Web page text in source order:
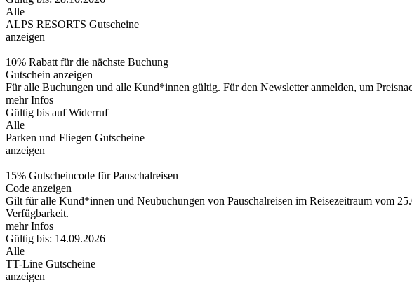
Alle
ALPS RESORTS Gutscheine
anzeigen
10% Rabatt für die nächste Buchung
Gutschein anzeigen
Für alle Buchungen und alle Kund*innen gültig. Für den Newsletter anmelden, um
mehr Infos
Gültig bis auf Widerruf
Alle
Parken und Fliegen Gutscheine
anzeigen
15% Gutscheincode für Pauschalreisen
Code anzeigen
Gilt für alle Kund*innen und Neubuchungen von Pauschalreisen im Reisezeitraum vom
Verfügbarkeit.
mehr Infos
Gültig bis: 14.09.2026
Alle
TT-Line Gutscheine
anzeigen